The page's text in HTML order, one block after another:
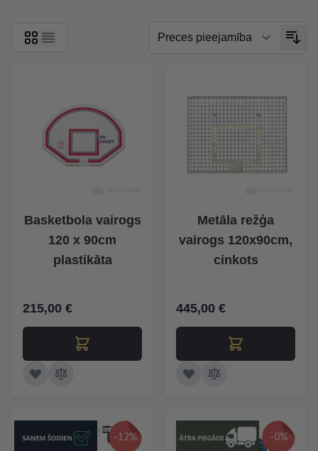
Basketbola vairogs
120 x 90cm
plastikāta
215,00 €
Metāla režģa
vairogs 120x90cm,
cinkots
445,00 €
-12% -0%